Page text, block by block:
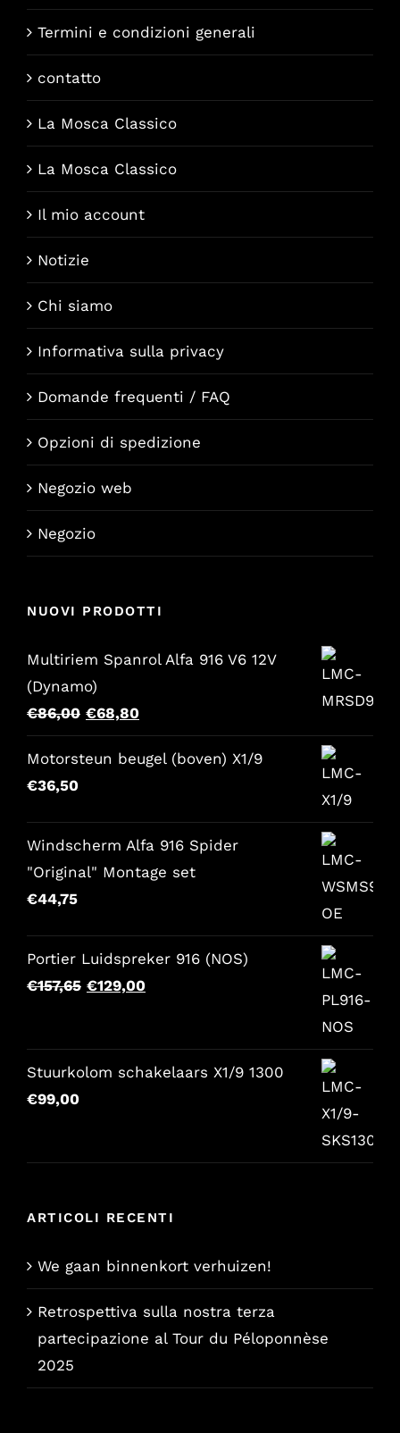
Termini e condizioni generali
contatto
La Mosca Classico
La Mosca Classico
Il mio account
Notizie
Chi siamo
Informativa sulla privacy
Domande frequenti / FAQ
Opzioni di spedizione
Negozio web
Negozio
NUOVI PRODOTTI
Multiriem Spanrol Alfa 916 V6 12V
(Dynamo)
€86,00 Il
prezzo
originale
€86,00.
€68,80Il
prezzo
attuale
€68,80.
Motorsteun beugel (boven) X1/9
€36,50
Windscherm Alfa 916 Spider
"Original" Montage set
€44,75
Portier Luidspreker 916 (NOS)
€157,65 Il
era:
€129,00Il
è:
Stuurkolom schakelaars X1/9 1300
€99,00
ARTICOLI RECENTI
We gaan binnenkort verhuizen!
Retrospettiva sulla nostra terza
partecipazione al Tour du Péloponnèse
2025